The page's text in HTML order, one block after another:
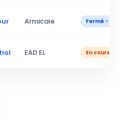
Armicale Fermé -
EAD EL En cours